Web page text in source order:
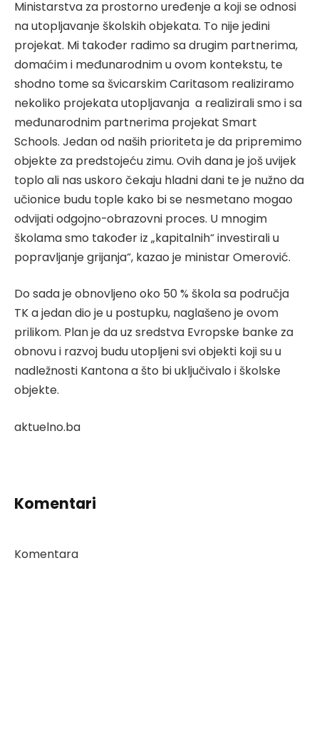
Ministarstva za prostorno uređenje a koji se odnosi
na utopljavanje školskih objekata. To nije jedini
projekat. Mi također radimo sa drugim partnerima,
domaćim i međunarodnim u ovom kontekstu, te
shodno tome sa švicarskim Caritasom realiziramo
nekoliko projekata utopljavanja a realizirali smo i sa
međunarodnim partnerima projekat Smart
Schools. Jedan od naših prioriteta je da pripremimo
objekte za predstojeću zimu. Ovih dana je još uvijek
toplo ali nas uskoro čekaju hladni dani te je nužno da
učionice budu tople kako bi se nesmetano mogao
odvijati odgojno-obrazovni proces. U mnogim
školama smo također iz „kapitalnih“ investirali u
popravljanje grijanja“, kazao je ministar Omerović.
Do sada je obnovljeno oko 50 % škola sa područja
TK a jedan dio je u postupku, naglašeno je ovom
prilikom. Plan je da uz sredstva Evropske banke za
obnovu i razvoj budu utopljeni svi objekti koji su u
nadležnosti Kantona a što bi uključivalo i školske
objekte.
aktuelno.ba
Komentari
Komentara